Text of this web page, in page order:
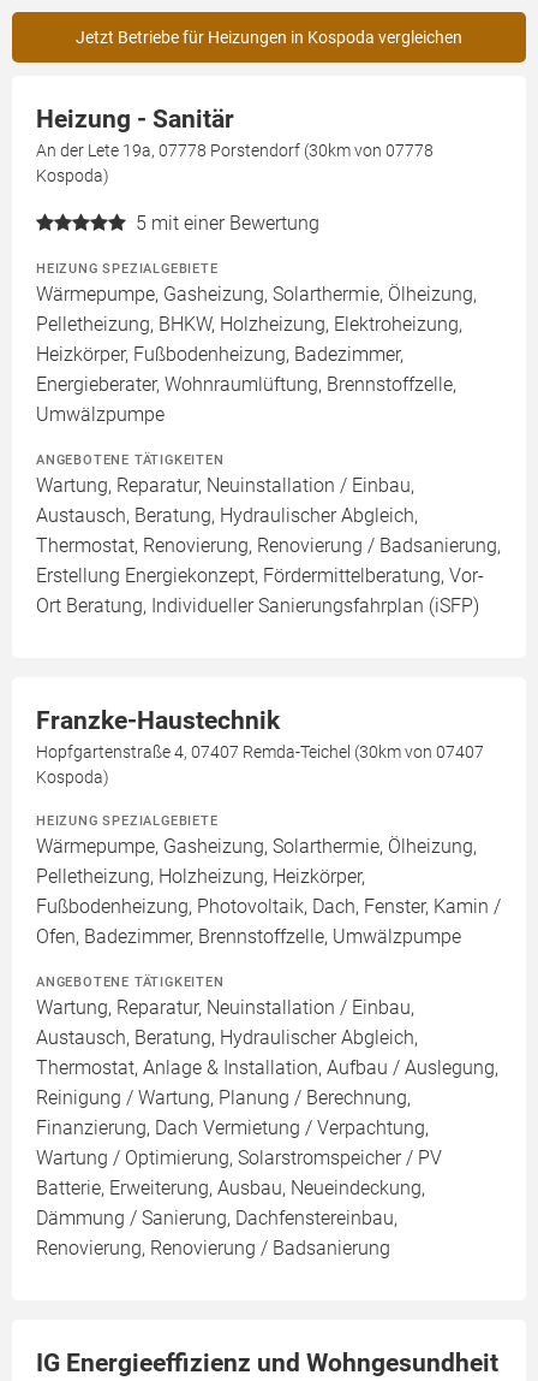
Jetzt Betriebe für Heizungen in Kospoda vergleichen
Heizung - Sanitär
An der Lete 19a, 07778 Porstendorf (30km von 07778
Kospoda)
5 mit einer Bewertung
HEIZUNG SPEZIALGEBIETE
Wärmepumpe, Gasheizung, Solarthermie, Ölheizung,
Pelletheizung, BHKW, Holzheizung, Elektroheizung,
Heizkörper, Fußbodenheizung, Badezimmer,
Energieberater, Wohnraumlüftung, Brennstoffzelle,
Umwälzpumpe
ANGEBOTENE TÄTIGKEITEN
Wartung, Reparatur, Neuinstallation / Einbau,
Austausch, Beratung, Hydraulischer Abgleich,
Thermostat, Renovierung, Renovierung / Badsanierung,
Erstellung Energiekonzept, Fördermittelberatung, Vor-
Ort Beratung, Individueller Sanierungsfahrplan (iSFP)
Franzke-Haustechnik
Hopfgartenstraße 4, 07407 Remda-Teichel (30km von 07407
Kospoda)
HEIZUNG SPEZIALGEBIETE
Wärmepumpe, Gasheizung, Solarthermie, Ölheizung,
Pelletheizung, Holzheizung, Heizkörper,
Fußbodenheizung, Photovoltaik, Dach, Fenster, Kamin /
Ofen, Badezimmer, Brennstoffzelle, Umwälzpumpe
ANGEBOTENE TÄTIGKEITEN
Wartung, Reparatur, Neuinstallation / Einbau,
Austausch, Beratung, Hydraulischer Abgleich,
Thermostat, Anlage & Installation, Aufbau / Auslegung,
Reinigung / Wartung, Planung / Berechnung,
Finanzierung, Dach Vermietung / Verpachtung,
Wartung / Optimierung, Solarstromspeicher / PV
Batterie, Erweiterung, Ausbau, Neueindeckung,
Dämmung / Sanierung, Dachfenstereinbau,
Renovierung, Renovierung / Badsanierung
IG Energieeffizienz und Wohngesundheit